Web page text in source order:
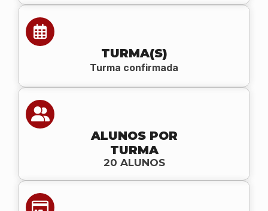
TURMA(S)
Turma confirmada
ALUNOS POR
TURMA
20 ALUNOS